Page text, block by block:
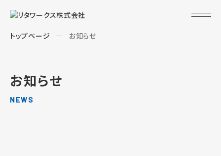
トップページ お知らせ
お知らせ
NEWS